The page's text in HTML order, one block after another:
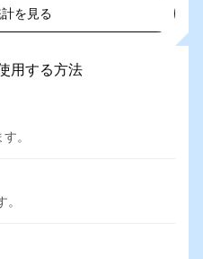
を見る
する方法
。
。